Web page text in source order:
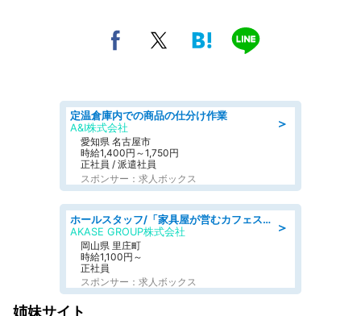
＞
定温倉庫内での商品の仕分け作業
A&I株式会社
愛知県 名古屋市
時給1,400円～1,750円
正社員 / 派遣社員
スポンサー：求人ボックス
＞
ホールスタッフ/「家具屋が営むカフェスタッフ!」週2日～OK!嬉しいまかない付き/岡山県/浅口郡里庄町
AKASE GROUP株式会社
岡山県 里庄町
時給1,100円～
正社員
スポンサー：求人ボックス
姉妹サイト